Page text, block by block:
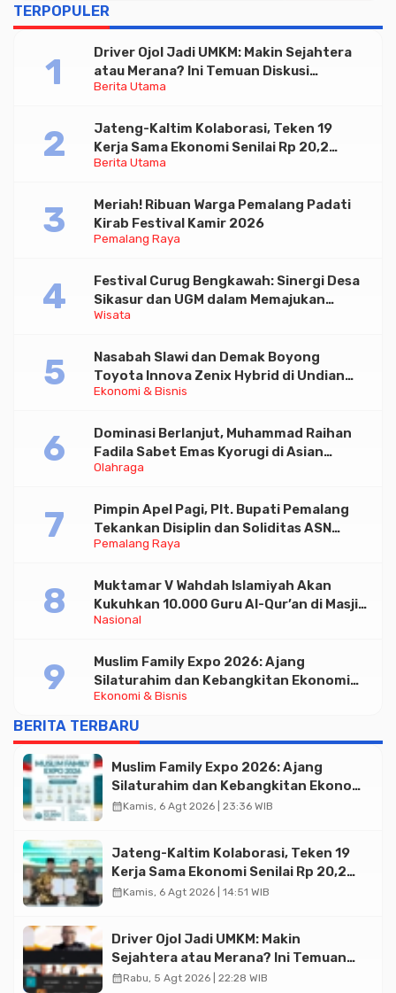
TERPOPULER
Berita Utama
Driver Ojol Jadi UMKM: Makin Sejahtera
atau Merana? Ini Temuan Diskusi
Paramadina
Berita Utama
Jateng-Kaltim Kolaborasi, Teken 19
Kerja Sama Ekonomi Senilai Rp 20,2
Triliun
Pemalang Raya
Meriah! Ribuan Warga Pemalang Padati
Kirab Festival Kamir 2026
Wisata
Festival Curug Bengkawah: Sinergi Desa
Sikasur dan UGM dalam Memajukan
Wisata serta UMKM Lokal
Ekonomi & Bisnis
Nasabah Slawi dan Demak Boyong
Toyota Innova Zenix Hybrid di Undian
Tabungan Bima Bank Jateng
Olahraga
Dominasi Berlanjut, Muhammad Raihan
Fadila Sabet Emas Kyorugi di Asian
Taekwondo Indonesia Open 2026
Pemalang Raya
Pimpin Apel Pagi, Plt. Bupati Pemalang
Tekankan Disiplin dan Soliditas ASN
untuk Pelayanan Publik
Nasional
Muktamar V Wahdah Islamiyah Akan
Kukuhkan 10.000 Guru Al-Qur’an di Masjid
Istiqlal
Ekonomi & Bisnis
Muslim Family Expo 2026: Ajang
Silaturahim dan Kebangkitan Ekonomi
Halal di Jakarta
BERITA TERBARU
Muslim Family Expo 2026: Ajang
Silaturahim dan Kebangkitan Ekonomi
Halal di Jakarta
calendar_monthKamis, 6 Agt 2026 | 23:36 WIB
Jateng-Kaltim Kolaborasi, Teken 19
Kerja Sama Ekonomi Senilai Rp 20,2
Triliun
calendar_monthKamis, 6 Agt 2026 | 14:51 WIB
Driver Ojol Jadi UMKM: Makin
Sejahtera atau Merana? Ini Temuan
Diskusi Paramadina
calendar_monthRabu, 5 Agt 2026 | 22:28 WIB